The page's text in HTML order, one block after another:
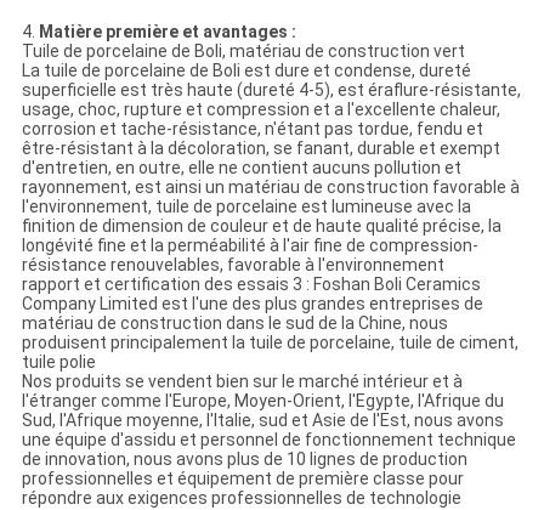
4. Matière première et avantages :
Tuile de porcelaine de Boli, matériau de construction vert
La tuile de porcelaine de Boli est dure et condense, dureté
superficielle est très haute (dureté 4-5), est éraflure-résistante,
usage, choc, rupture et compression et a l'excellente chaleur,
corrosion et tache-résistance, n'étant pas tordue, fendu et
être-résistant à la décoloration, se fanant, durable et exempt
d'entretien, en outre, elle ne contient aucuns pollution et
rayonnement, est ainsi un matériau de construction favorable à
l'environnement, tuile de porcelaine est lumineuse avec la
finition de dimension de couleur et de haute qualité précise, la
longévité fine et la perméabilité à l'air fine de compression-
résistance renouvelables, favorable à l'environnement
rapport et certification des essais 3 : Foshan Boli Ceramics
Company Limited est l'une des plus grandes entreprises de
matériau de construction dans le sud de la Chine, nous
produisent principalement la tuile de porcelaine, tuile de ciment,
tuile polie
Nos produits se vendent bien sur le marché intérieur et à
l'étranger comme l'Europe, Moyen-Orient, l'Egypte, l'Afrique du
Sud, l'Afrique moyenne, l'Italie, sud et Asie de l'Est, nous avons
une équipe d'assidu et personnel de fonctionnement technique
de innovation, nous avons plus de 10 lignes de production
professionnelles et équipement de première classe pour
répondre aux exigences professionnelles de technologie